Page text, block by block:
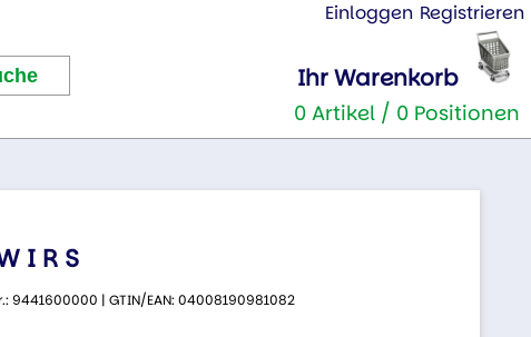
Einloggen Registrieren
Ihr Warenkorb
0 Artikel / 0 Positionen
I R S
9441600000 | GTIN/EAN: 04008190981082